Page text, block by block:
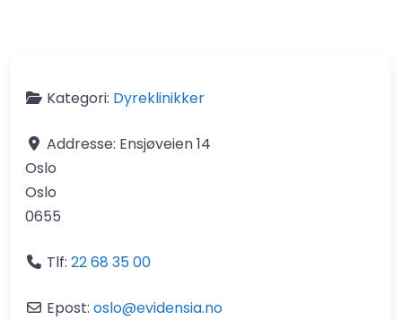
Kategori: Dyreklinikker
Addresse: Ensjøveien 14
Oslo
Oslo
0655
Tlf: 22 68 35 00
Epost: oslo@evidensia.no